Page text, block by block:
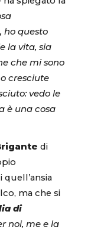
ho questo
la vita, sia
che mi sono
cresciute
vedo le
è una cosa
di
ma che si
di
noi, me e la